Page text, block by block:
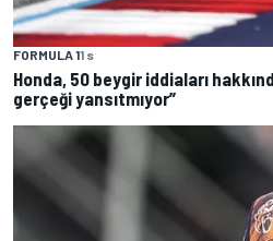
FORMULA 11 s
Honda, 50 beygir iddiaları
gerçeği yansıtmıyor”